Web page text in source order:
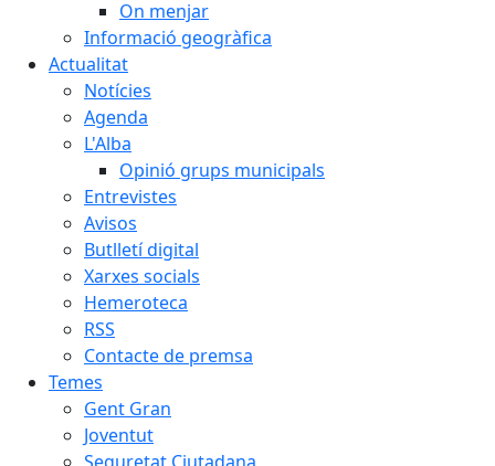
On menjar
Informació geogràfica
Actualitat
Notícies
Agenda
L'Alba
Opinió grups municipals
Entrevistes
Avisos
Butlletí digital
Xarxes socials
Hemeroteca
RSS
Contacte de premsa
Temes
Gent Gran
Joventut